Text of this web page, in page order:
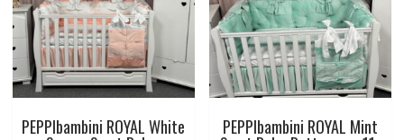
PEPPIbambini ROYAL White PEPPIbambini ROYAL Mint